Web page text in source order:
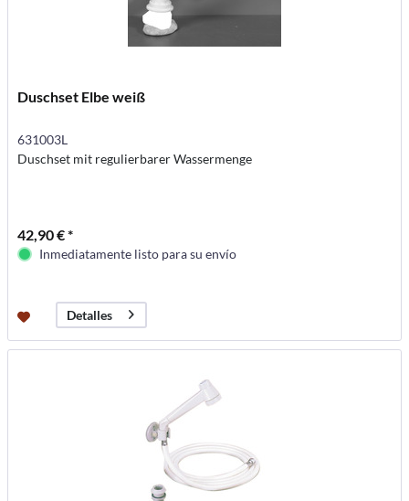
Duschset Elbe weiß
631003L
Duschset mit regulierbarer Wassermenge
42,90 € *
Inmediatamente listo para su envío
Detalles